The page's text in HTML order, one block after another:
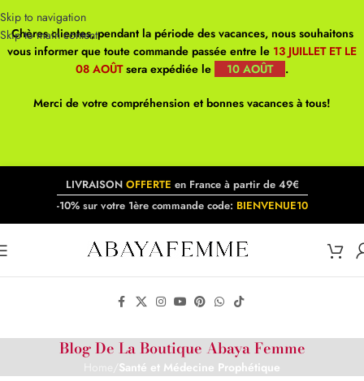
Skip to navigation
Skip to main content
Chères clientes, pendant la période des vacances, nous souhaitons
vous informer que toute commande passée entre le 13 JUILLET ET LE
08 AOÛTsera expédiée le 10 AOÛT .
Merci de votre compréhension et bonnes vacances à tous!
LIVRAISON OFFERTE en France à partir de 49€
-10% sur votre 1ère commande code: BIENVENUE10
Blog De La Boutique Abaya Femme
Santé et Médecine Prophétique